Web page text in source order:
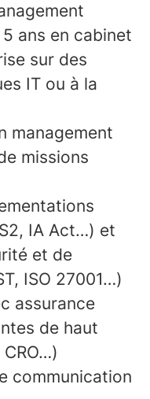
ans en cabinet
sur des
IT ou à la
management
missions
IA Act…) et
et de
ISO 27001…)
assurance
de haut
CRO…)
communication